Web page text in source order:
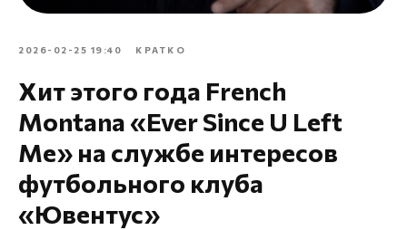
2026-02-25 19:40 КРАТКО
Хит этого года French
Montana «Ever Since U Left
Me» на службе интересов
футбольного клуба
«Ювентус»